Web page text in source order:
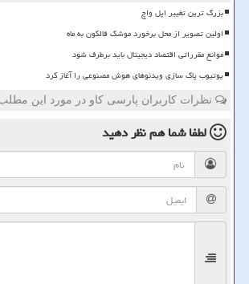
بزرگ ترین تغییر اپل واچ
اولین تصویر از محل برخورد موشک فالکون به ماه
موانع مقرراتی اقتصاد دیجیتال باید برطرف شود
یوتیوب پاک سازی ویدئوهای هوش مصنوعی را آغاز کرد
نظرات کاربران پارسی کاو در مورد این
لطفا شما همنظر دهید